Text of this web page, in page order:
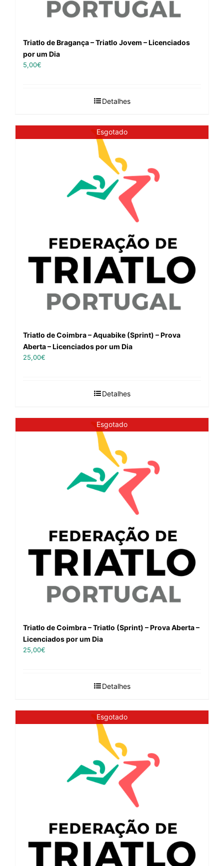
Triatlo de Bragança – Triatlo Jovem – Licenciados
por um Dia
5,00€
Detalhes
Esgotado
Triatlo de Coimbra – Aquabike (Sprint) – Prova
Aberta – Licenciados por um Dia
25,00€
Detalhes
Esgotado
Triatlo de Coimbra – Triatlo (Sprint) – Prova Aberta –
Licenciados por um Dia
25,00€
Detalhes
Esgotado